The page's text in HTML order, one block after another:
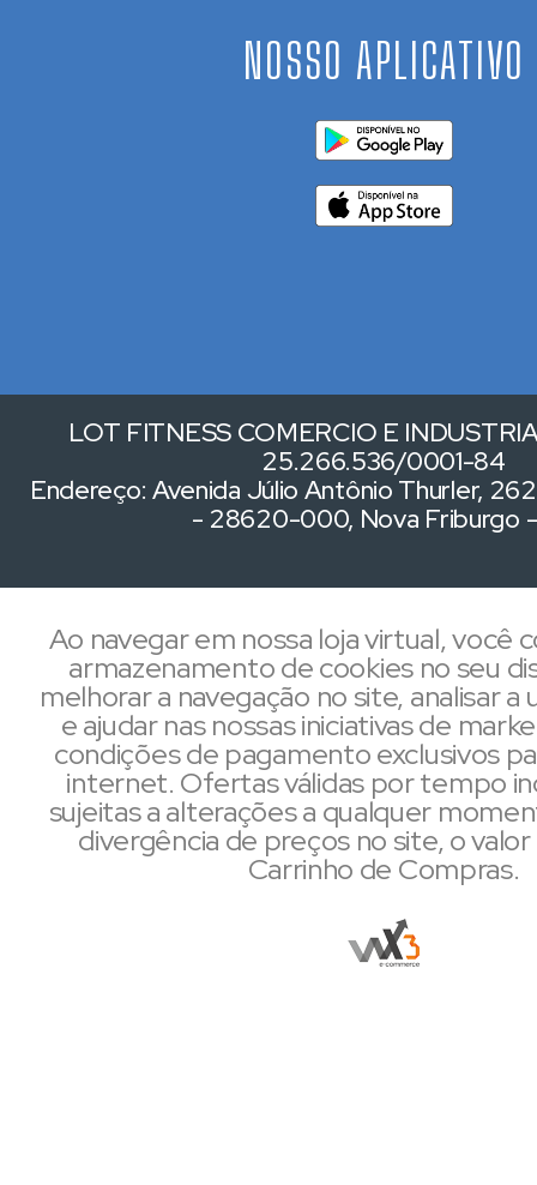
NOSSO APLICATIVO
LOT FITNESS COMERCIO E
25.266.536/0001-84
Endereço: Avenida Júlio Antônio Thurler,
- 28620-000, Nova Friburgo
Ao navegar em nossa loja virtual, você
armazenamento de cookies no seu
melhorar a navegação no site, analisar a
e ajudar nas nossas iniciativas de
condições de pagamento exclusivos
internet. Ofertas válidas por tempo
sujeitas a alterações a qualquer
divergência de preços no site, o
Carrinho de Compras.